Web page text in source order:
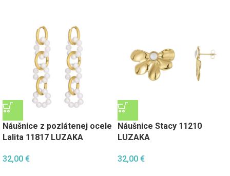
Náušnice z pozlátenej ocele
Lalita 11817 LUZAKA
32,00 €
Náušnice Stacy 11210
LUZAKA
32,00 €